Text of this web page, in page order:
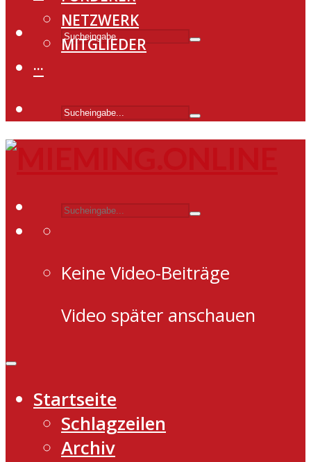
NETZWERK
MITGLIEDER
···
Keine Video-Beiträge
Video später anschauen
Startseite
Schlagzeilen
Archiv